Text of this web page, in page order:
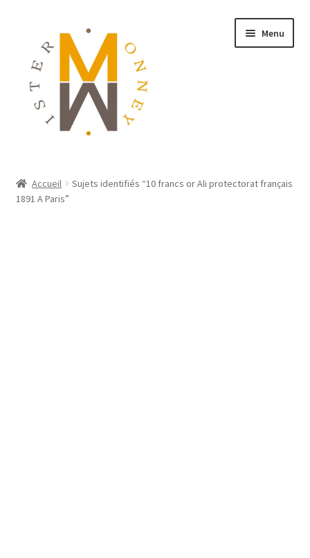
Menu
MONNAIES
Accueil
Sujets identifiés “10 francs or Ali protectorat français
1891 A Paris”